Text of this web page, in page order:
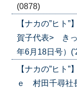
(0878)
【ナカの”ヒ
賀子代表> きっ
年6月18日号）
【ナカの”ヒ
ｅ 村田千尋社